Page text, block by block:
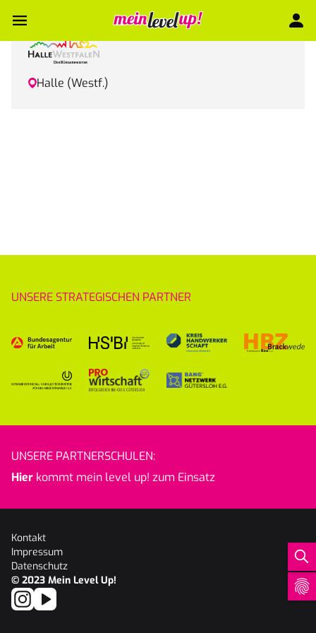
Halle (Westf.)
UNSERE STRATEGISCHEN PARTNER
UNSERE PARTNERSCHULEN:
Hier kommt mein level up! zum Einsatz
Kontakt
Impressum
Datenschutz
© 2023 Mein Level Up!